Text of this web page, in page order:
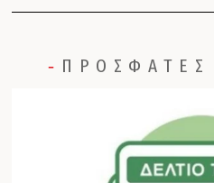
‐ ΠΡΟΣΦΑΤΕΣ